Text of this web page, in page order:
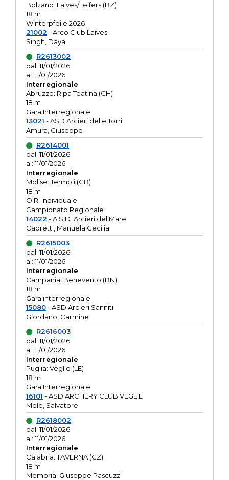
Bolzano: Laives/Leifers (BZ)
18 m
Winterpfeile 2026
21002 - Arco Club Laives
Singh, Daya
R2613002
dal: 11/01/2026
al: 11/01/2026
Interregionale
Abruzzo: Ripa Teatina (CH)
18 m
Gara Interregionale
13021 - ASD Arcieri delle Torri
Amura, Giuseppe
R2614001
dal: 11/01/2026
al: 11/01/2026
Interregionale
Molise: Termoli (CB)
18 m
O.R. Individuale
Campionato Regionale
14022 - A.S.D. Arcieri del Mare
Capretti, Manuela Cecilia
R2615003
dal: 11/01/2026
al: 11/01/2026
Interregionale
Campania: Benevento (BN)
18 m
Gara interregionale
15080- ASD Arcieri Sanniti
Giordano, Carmine
R2616003
dal: 11/01/2026
al: 11/01/2026
Interregionale
Puglia: Veglie (LE)
18 m
Gara Interregionale
16101 - ASD ARCHERY CLUB VEGLIE
Mele, Salvatore
R2618002
dal: 11/01/2026
al: 11/01/2026
Interregionale
Calabria: TAVERNA (CZ)
18 m
Memorial Giuseppe Pascuzzi